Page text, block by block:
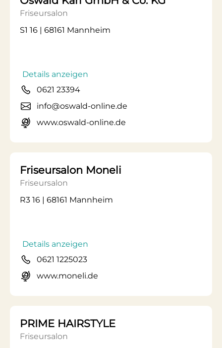
Friseursalon
S1 16 | 68161 Mannheim
Details anzeigen
0621 23394
info@oswald-online.de
www.oswald-online.de
Friseursalon Moneli
Friseursalon
R3 16 | 68161 Mannheim
Details anzeigen
0621 1225023
www.moneli.de
PRIME HAIRSTYLE
Friseursalon